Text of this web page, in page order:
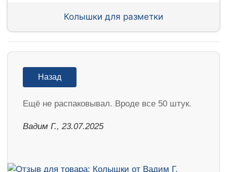
Колышки для разметки
Назад
Ещё не распаковывал. Вроде все 50 штук.
Вадим Г., 23.07.2025